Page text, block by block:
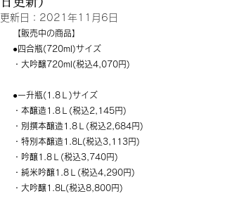
更新日： 2021年11月6日
​【販売中の商品】
●四合瓶(720ml)サイズ
・大吟醸720ml(税込4,070円)
​●一升瓶(1.8Ｌ)サイズ
・本醸造1.8Ｌ(税込2,145円)
・別撰本醸造1.8Ｌ(税込2,684円)
・特別本醸造1.8L(税込3,113円)
・吟醸1.8Ｌ(税込3,740円)
・​純米吟醸1.8Ｌ(税込4,290円)
・大吟醸1.8L(税込8,800円)